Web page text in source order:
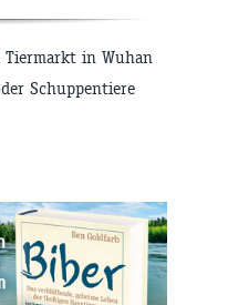
in Wuhan
Schuppentiere